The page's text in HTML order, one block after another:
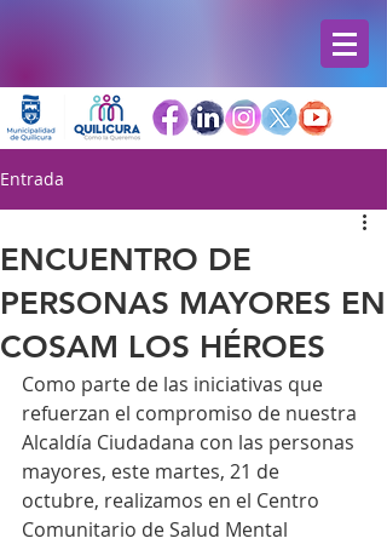
Entrada
ENCUENTRO DE
PERSONAS MAYORES EN
COSAM LOS HÉROES
Como parte de las iniciativas que
refuerzan el compromiso de nuestra
Alcaldía Ciudadana con las personas
mayores, este martes, 21 de
octubre, realizamos en el Centro
Comunitario de Salud Mental